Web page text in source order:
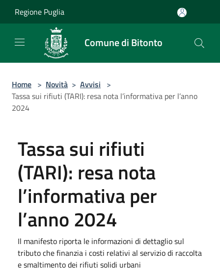
Regione Puglia
Comune di Bitonto
Home > Novità > Avvisi >
Tassa sui rifiuti (TARI): resa nota l’informativa per l’anno
2024
Tassa sui rifiuti
(TARI): resa nota
l’informativa per
l’anno 2024
Il manifesto riporta le informazioni di dettaglio sul
tributo che finanzia i costi relativi al servizio di raccolta
e smaltimento dei rifiuti solidi urbani